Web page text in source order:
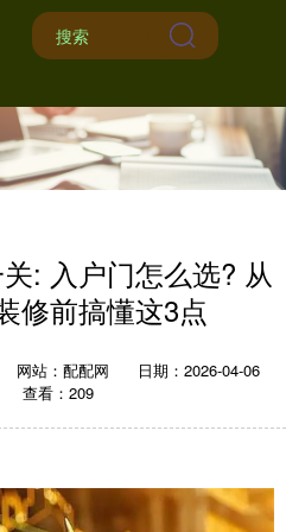
: 入户门怎么选? 从
修前搞懂这3点
网站：配配网
日期：2026-04-06
查看：209